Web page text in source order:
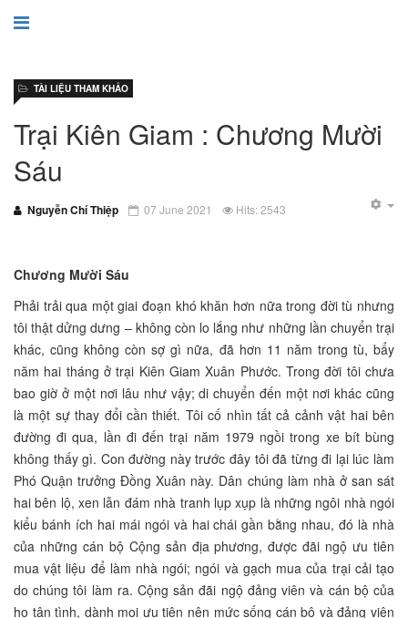
Trại Kiên Giam : Chương Mười
Sáu
Nguyễn Chí Thiệp
TÀI LIỆU THAM KHẢO
07 June 2021 Hits: 2543
Chương Mười Sáu
Phải trải qua một giai đoạn khó khăn hơn nữa trong đời tù nhưng
tôi thật dửng dưng – không còn lo lắng như những lần chuyển trại
khác, cũng không còn sợ gì nữa, đã hơn 11 năm trong tù, bẩy
năm hai tháng ở trại Kiên Giam Xuân Phước. Trong đời tôi chưa
bao giờ ở một nơi lâu như vậy; di chuyển đến một nơi khác cũng
là một sự thay đổi cần thiết. Tôi cố nhìn tất cả cảnh vật hai bên
đường đi qua, lần đi đến trại năm 1979 ngồi trong xe bít bùng
không thấy gì. Con đường này trước đây tôi đã từng đi lại lúc làm
Phó Quận trưởng Đồng Xuân này. Dân chúng làm nhà ở san sát
hai bên lộ, xen lẫn đám nhà tranh lụp xụp là những ngôi nhà ngói
kiểu bánh ích hai mái ngói và hai chái gần bằng nhau, đó là nhà
của những cán bộ Cộng sản địa phương, được đãi ngộ ưu tiên
mua vật liệu để làm nhà ngói; ngói và gạch mua của trại cải tạo
do chúng tôi làm ra. Cộng sản đãi ngộ đảng viên và cán bộ của
họ tận tình, dành mọi ưu tiên nên mức sống cán bộ và đảng viên